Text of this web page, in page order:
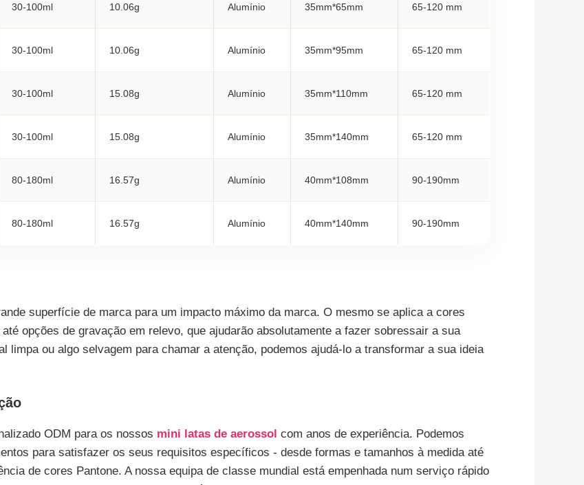
30-100ml 10.06g Alumínio 35mm*65mm 65-120 mm
30-100ml 10.06g Alumínio 35mm*95mm 65-120 mm
30-100ml 15.08g Alumínio 35mm*110mm 65-120 mm
30-100ml 15.08g Alumínio 35mm*140mm 65-120 mm
80-180ml 16.57g Alumínio 40mm*108mm 90-190mm
80-180ml 16.57g Alumínio 40mm*140mm 90-190mm
superfície de marca para um impacto máximo da marca. O mesmo se aplica a cores
opções de gravação em relevo, que ajudarão absolutamente a fazer sobressair a sua
limpa ou algo selvagem para chamar a atenção, podemos ajudá-lo a transformar a sua ideia
ODM para os nossos mini latas de aerossol com anos de experiência. Podemos
para satisfazer os seus requisitos específicos - desde formas e tamanhos à medida até
de cores Pantone. A nossa equipa de classe mundial está empenhada num serviço rápido